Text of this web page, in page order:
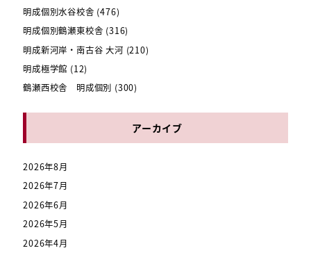
明成個別水谷校舎 (476)
明成個別鶴瀬東校舎 (316)
明成新河岸・南古谷 大河 (210)
明成極学館 (12)
鶴瀬西校舎 明成個別 (300)
アーカイブ
2026年8月
2026年7月
2026年6月
2026年5月
2026年4月